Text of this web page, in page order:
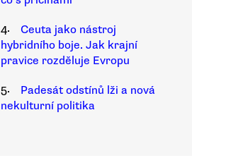
4.
Ceuta jako nástroj
hybridního boje. Jak krajní
pravice rozděluje Evropu
5.
Padesát odstínů lži a nová
nekulturní politika